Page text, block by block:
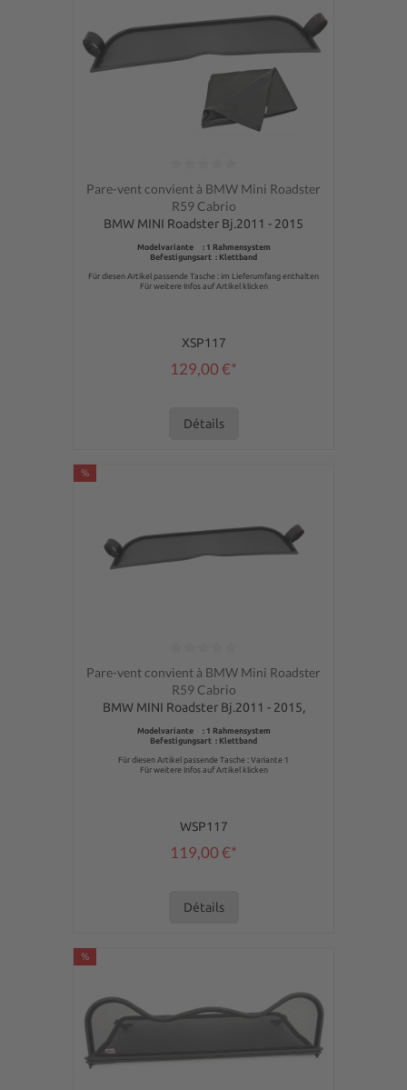
Note moyenne de 0 sur 5 étoiles
Pare-vent convient à BMW Mini Roadster
R59 Cabrio
BMW MINI Roadster Bj.2011 - 2015
Modelvariante : 1 Rahmensystem
Befestigungsart : Klettband
Für diesen Artikel passende Tasche : im Lieferumfang enthalten
Für weitere Infos auf Artikel klicken
XSP117
129,00 €*
Détails
%
Note moyenne de 0 sur 5 étoiles
Pare-vent convient à BMW Mini Roadster
R59 Cabrio
BMW MINI Roadster Bj.2011 - 2015,
Modelvariante : 1 Rahmensystem
Befestigungsart : Klettband
Für diesen Artikel passende Tasche : Variante 1
Für weitere Infos auf Artikel klicken
WSP117
119,00 €*
Détails
%